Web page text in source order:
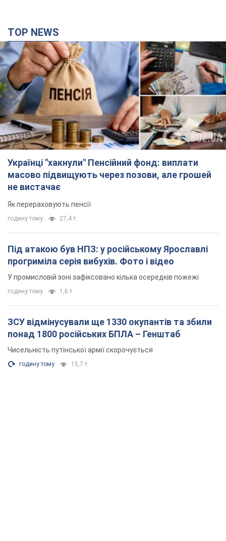
TOP NEWS
Українці "хакнули" Пенсійний фонд: виплати
масово підвищують через позови, але грошей
не вистачає
Як перераховують пенсії
годину тому 27,4 т.
Під атакою був НПЗ: у російському Ярославлі
прогриміла серія вибухів. Фото і відео
У промисловій зоні зафіксовано кілька осередків пожежі
годину тому 1,6 т.
ЗСУ відмінусували ще 1330 окупантів та збили
понад 1800 російських БПЛА – Генштаб
Чисельність путінської армії скорочується
годину тому 15,7 т.